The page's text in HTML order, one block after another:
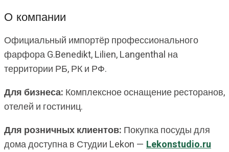
О компании
Официальный импортёр профессионального
фарфора G.Benedikt, Lilien, Langenthal на
территории РБ, РК и РФ.
Для бизнеса: Комплексное оснащение ресторанов,
отелей и гостиниц.
Для розничных клиентов: Покупка посуды для
дома доступна в Студии Lekon — Lekonstudio.ru